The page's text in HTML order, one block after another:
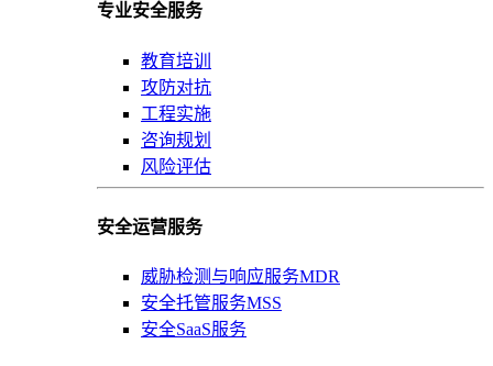
专业安全服务
教育培训
攻防对抗
工程实施
咨询规划
风险评估
安全运营服务
威胁检测与响应服务MDR
安全托管服务MSS
安全SaaS服务